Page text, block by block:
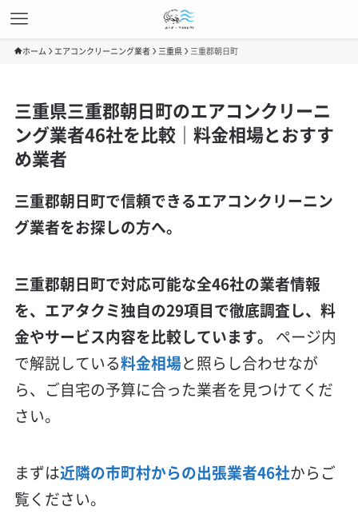
ホーム エアコンクリーニング業者 三重県 三重郡朝日町
三重県三重郡朝日町のエアコンクリーニ
ング業者46社を比較｜料金相場とおすす
め業者
三重郡朝日町で信頼できるエアコンクリーニン
グ業者をお探しの方へ。
三重郡朝日町で対応可能な全46社の業者情報
を、エアタクミ独自の29項目で徹底調査し、料
金やサービス内容を比較しています。
ページ内
で解説している料金相場と照らし合わせなが
ら、ご自宅の予算に合った業者を見つけてくだ
さい。
まずは近隣の市町村からの出張業者46社からご
覧ください。